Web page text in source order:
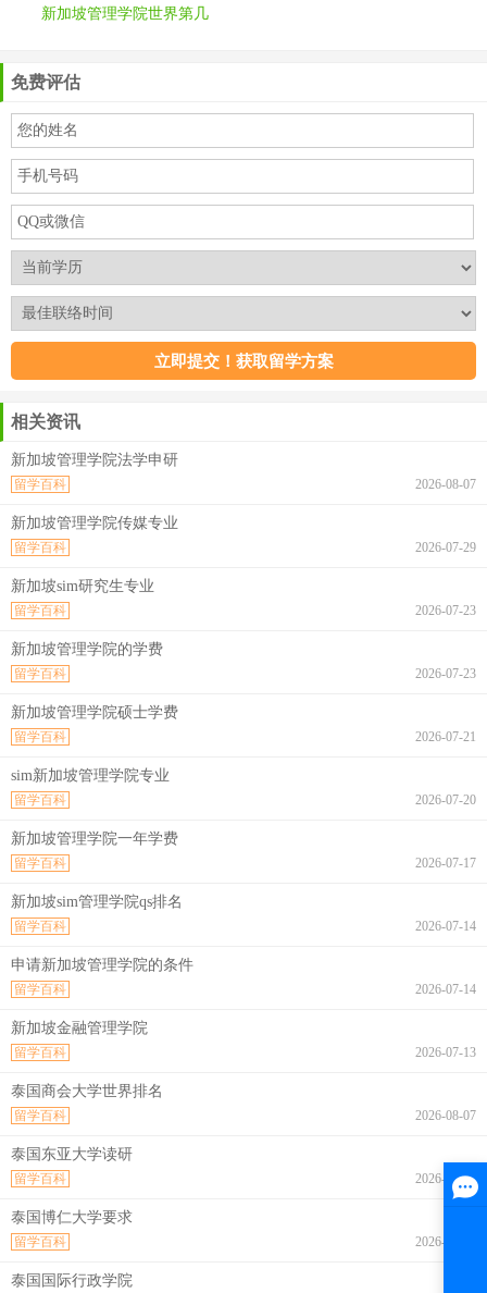
新加坡管理学院世界第几
免费评估
相关资讯
新加坡管理学院法学申研
2026-08-07
留学百科
新加坡管理学院传媒专业
2026-07-29
留学百科
新加坡sim研究生专业
2026-07-23
留学百科
新加坡管理学院的学费
2026-07-23
留学百科
新加坡管理学院硕士学费
2026-07-21
留学百科
sim新加坡管理学院专业
2026-07-20
留学百科
新加坡管理学院一年学费
2026-07-17
留学百科
新加坡sim管理学院qs排名
2026-07-14
留学百科
申请新加坡管理学院的条件
2026-07-14
留学百科
新加坡金融管理学院
2026-07-13
留学百科
泰国商会大学世界排名
2026-08-07
留学百科
泰国东亚大学读研
2026-08-07
留学百科
泰国博仁大学要求
2026-08-07
留学百科
泰国国际行政学院